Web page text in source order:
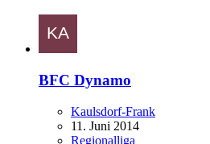
BFC Dynamo
Kaulsdorf-Frank
11. Juni 2014
Regionalliga